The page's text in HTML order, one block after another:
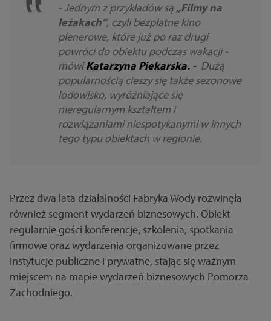
- Jednym z przykładów są „Filmy na
leżakach”, czyli bezpłatne kino
plenerowe, które już po raz drugi
powróci do obiektu podczas wakacji -
mówiKatarzyna Piekarska. - Dużą
popularnością cieszy się także sezonowe
lodowisko, wyróżniające się
nieregularnym kształtem i
rozwiązaniami niespotykanymi w innych
tego typu obiektach w regionie.
Przez dwa lata działalności Fabryka Wody rozwinęła
również segment wydarzeń biznesowych. Obiekt
regularnie gości konferencje, szkolenia, spotkania
firmowe oraz wydarzenia organizowane przez
instytucje publiczne i prywatne, stając się ważnym
miejscem na mapie wydarzeń biznesowych Pomorza
Zachodniego.